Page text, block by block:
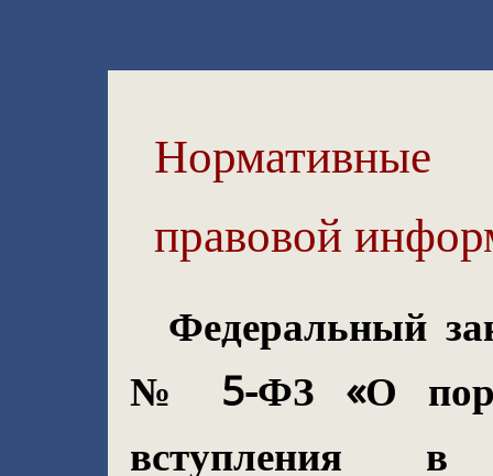
правовой
Федеральный
№ 5-ФЗ «О
вступления в